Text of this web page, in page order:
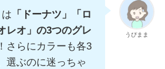
うぴまま
は 「ドーナツ」「ロ
レオ」の3つのグレ
さらにカラーも各3
選ぶのに迷っちゃ